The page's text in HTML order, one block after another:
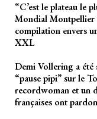
“C’est le plateau le
Mondial Montpellier
compilation envers
XXL
Demi Vollering a été
“pause pipi” sur le
recordwoman et un
françaises ont